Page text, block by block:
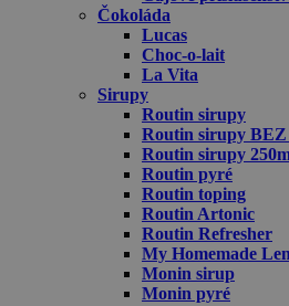
Čokoláda
Lucas
Choc-o-lait
La Vita
Sirupy
Routin sirupy
Routin sirupy
Routin sirupy
Routin pyré
Routin toping
Routin Artonic
Routin Refresher
My Homemade
Monin sirup
Monin pyré